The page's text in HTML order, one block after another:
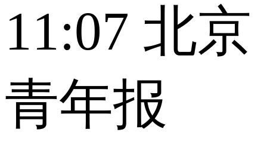
11:07 北京
青年报